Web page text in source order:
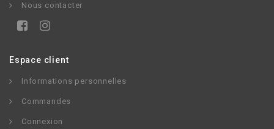
Nous contacter
Espace client
Informations personnelles
Commandes
Connexion